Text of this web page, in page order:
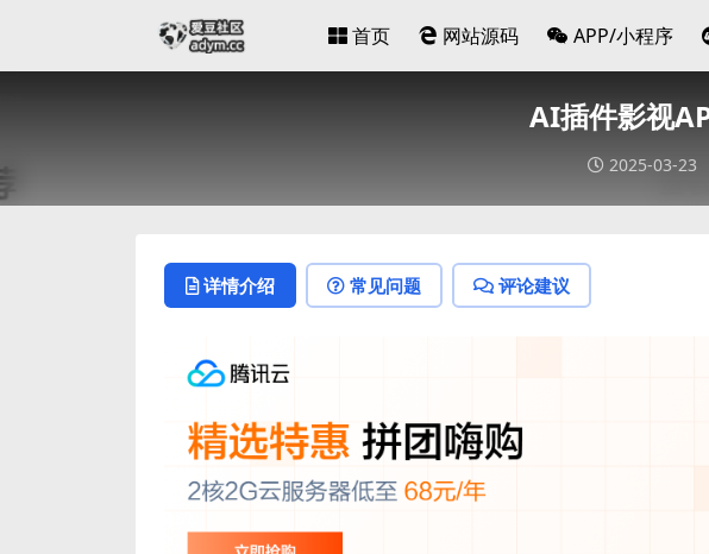
首页 网站源码 APP/小程序
AI插件影视
2025-03-23
详情介绍 常见问题 评论建议